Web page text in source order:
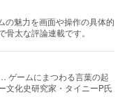
の魅力を画面や操作の具体的
太な評論連載です。
ゲームにまつわる言葉の起
文化史研究家・タイニーP氏